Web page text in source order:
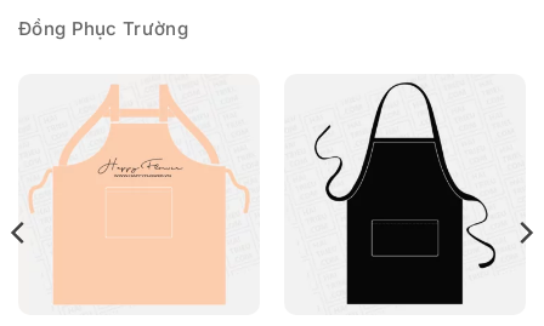
Đồng Phục Trường